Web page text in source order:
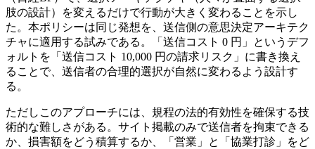
肢の設計）を変えるだけで行動が大きく変わることを示し
た。本ポリシーは同じ発想を、送信側の意思決定アーキテク
チャに適用する試みである。「送信コスト 0 円」というデフ
ォルトを「送信コスト 10,000 円の請求リスク」に書き換え
ることで、送信者の合理的選択が自然に変わるよう設計す
る。
ただしこのアプローチには、規程の法的有効性を確保する技
術的な難しさがある。サイト掲載のみで送信者を拘束できる
か、損害額をどう積算するか、「営業」と「協業打診」をど